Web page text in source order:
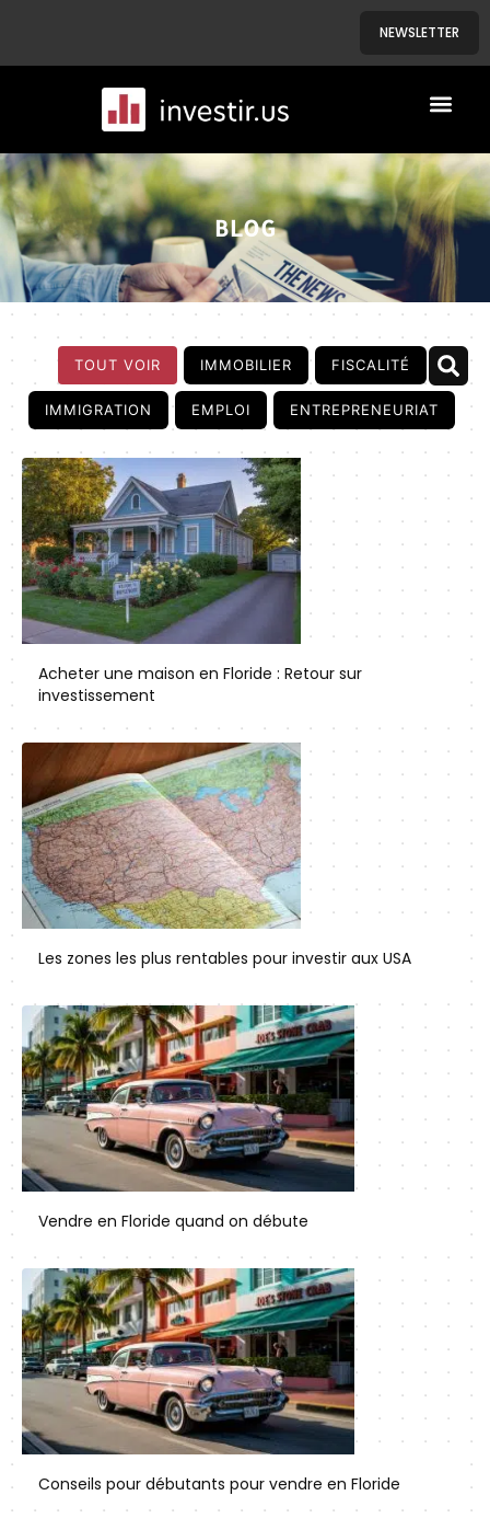
NEWSLETTER
BLOG
TOUT VOIR IMMOBILIER FISCALITÉ
IMMIGRATION EMPLOI ENTREPRENEURIAT
Acheter une maison en Floride : Retour sur
investissement
Les zones les plus rentables pour investir aux USA
Vendre en Floride quand on débute
Conseils pour débutants pour vendre en Floride